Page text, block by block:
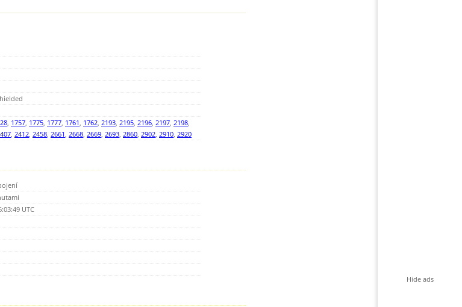
, 1757, 1775, 1777, 1761, 1762, 2193, 2195, 2196, 2197, 2198,
, 2412, 2458, 2661, 2668, 2669, 2693, 2860, 2902, 2910, 2920
UTC
Hide ads